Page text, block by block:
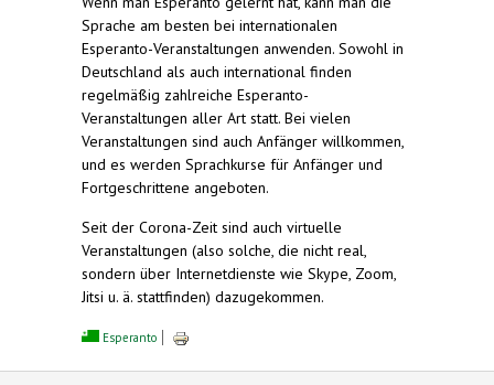
Sprache am besten bei internationalen
Esperanto-Veranstaltungen anwenden. Sowohl in
Deutschland als auch international finden
regelmäßig zahlreiche Esperanto-
Veranstaltungen aller Art statt. Bei vielen
Veranstaltungen sind auch Anfänger willkommen,
und es werden Sprachkurse für Anfänger und
Fortgeschrittene angeboten.
Seit der Corona-Zeit sind auch virtuelle
Veranstaltungen (also solche, die nicht real,
sondern über Internetdienste wie Skype, Zoom,
Jitsi u. ä. stattfinden) dazugekommen.
Esperanto